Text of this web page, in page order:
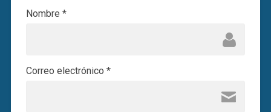
Nombre *
Correo electrónico *